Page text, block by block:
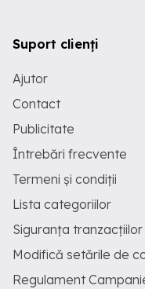
Suport clienți
Ajutor
Contact
Publicitate
Întrebări frecvente
Termeni și condiții
Lista categoriilor
Siguranța tranzacțiilor
Modifică setările de
Regulament